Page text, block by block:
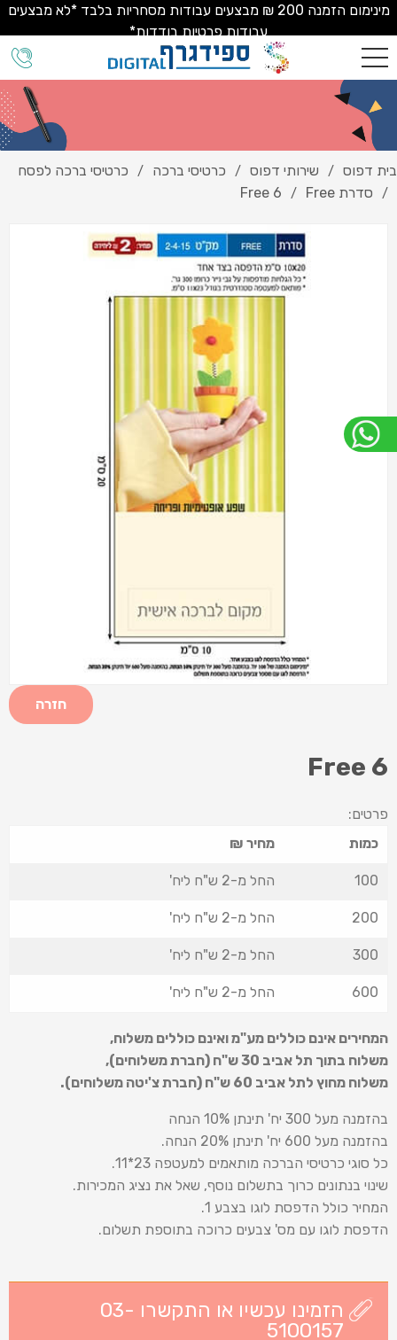
מינימום הזמנה 200 ₪ מבצעים עבודות מסחריות בלבד *לא מבצעים
עבודות פרטיות בודדות*
בית דפוס / שירותי דפוס / כרטיסי ברכה / כרטיסי ברכה לפסח
/ סדרת Free /
Free 6
חזרה
Free 6
פרטים:
כמות
מחיר ₪
100 החל מ-2 ש"ח ליח'
200 החל מ-2 ש"ח ליח'
300 החל מ-2 ש"ח ליח'
600 החל מ-2 ש"ח ליח'
המחירים אינם כוללים מע"מ ואינם כוללים משלוח,
משלוח בתוך תל אביב 30 ש
"ח (חברת משלוחים),
משלוח מחוץ לתל אביב 60 ש
"ח (חברת צ'יטה משלוחים).
בהזמנה מעל 300 יח' תינתן 10% הנחה
בהזמנה מעל 600 יח' תינתן 20% הנחה.
כל סוגי כרטיסי הברכה מותאמים למעטפה 23*11.
שינוי בנתונים כרוך בתשלום נוסף, שאל את נציג המכירות.
המחיר כולל הדפסת לוגו בצבע 1.
הדפסת לוגו עם מס' צבעים כרוכה בתוספת תשלום.
הזמינו עכשיו או התקשרו 03-
5100157